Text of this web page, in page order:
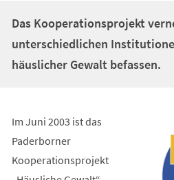
Das Kooperationsprojekt
unterschiedlichen
häuslicher Gewalt befassen.
Im Juni 2003 ist das
Paderborner
Kooperationsprojekt